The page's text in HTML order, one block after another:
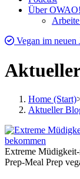
Über OWAO!
Vegan im neuen
Home (Start)
Aktueller
Extreme
Prep-Meal Prep